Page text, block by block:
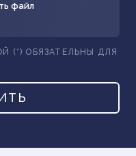
файл
(*) ОБЯЗАТЕЛЬНЫ ДЛЯ